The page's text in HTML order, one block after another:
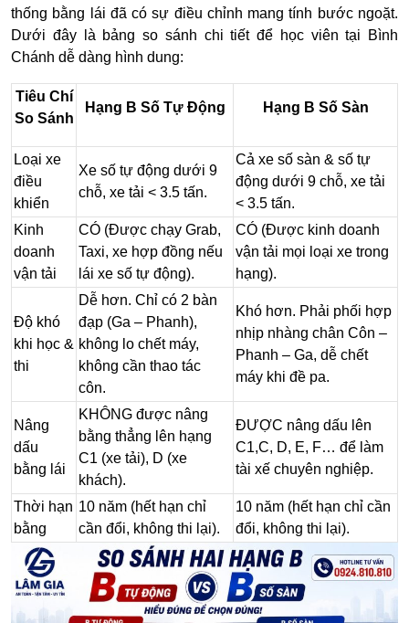
thống bằng lái đã có sự điều chỉnh mang tính bước ngoặt.
Dưới đây là bảng so sánh chi tiết để học viên tại Bình
Chánh dễ dàng hình dung:
Tiêu Chí
So Sánh
Hạng B Số Tự Động Hạng B Số Sàn
Loại xe
điều
khiển
Xe số tự động dưới 9
chỗ, xe tải < 3.5 tấn.
Cả xe số sàn & số tự
động dưới 9 chỗ, xe tải
< 3.5 tấn.
Kinh
doanh
vận tải
CÓ (Được chạy Grab,
Taxi, xe hợp đồng nếu
lái xe số tự động).
CÓ (Được kinh doanh
vận tải mọi loại xe trong
hạng).
Độ khó
khi học &
thi
Dễ hơn. Chỉ có 2 bàn
đạp (Ga – Phanh),
không lo chết máy,
không cần thao tác
côn.
Khó hơn. Phải phối hợp
nhịp nhàng chân Côn –
Phanh – Ga, dễ chết
máy khi đề pa.
Nâng
dấu
bằng lái
KHÔNG được nâng
bằng thẳng lên hạng
C1 (xe tải), D (xe
khách).
ĐƯỢC nâng dấu lên
C1,C, D, E, F… để làm
tài xế chuyên nghiệp.
Thời hạn
bằng
10 năm (hết hạn chỉ
cần đổi, không thi lại).
10 năm (hết hạn chỉ cần
đổi, không thi lại).